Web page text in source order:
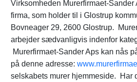
Virksomheden Murerfirmaet-Sander
firma, som holder til i Glostrup
Bovneager 29, 2600 Glostrup.
arbejder sædvanligvis indenfor
Murerfirmaet-Sander Aps kan nås
på denne adresse:
selskabets murer hjemmeside. Har